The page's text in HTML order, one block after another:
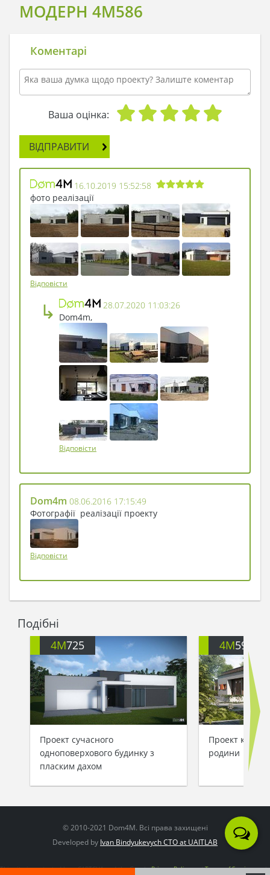
МОДЕРН 4M586
Коментарі
Ваша оцінка:
ВІДПРАВИТИ
16.10.2019 15:52:58
фото реалізації
Відповісти
↳
28.07.2020 11:03:26
Dom4m,
Відповісти
Dom4m 08.06.2016 17:15:49
Фотографії реалізації проекту
Відповісти
Подібні
4M725
Проект сучасного
одноповерхового будинку з
пласким дахом
4M592
Проект
родини
© 2010-2021 Dom4M. Всі права захищені
Developed by Ivan Bindyukevych CTO at UAITLAB
This site is protected by reCAPTCHA and the GooglePrivacy PolicyandTerms of Serviceapply